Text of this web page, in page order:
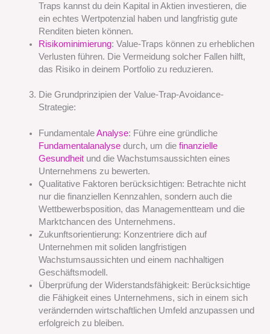
Traps kannst du dein Kapital in Aktien investieren, die
ein echtes Wertpotenzial haben und langfristig gute
Renditen bieten können.
Risikominimierung: Value-Traps können zu erheblichen
Verlusten führen. Die Vermeidung solcher Fallen hilft,
das Risiko in deinem Portfolio zu reduzieren.
Die Grundprinzipien der Value-Trap-Avoidance-
Strategie:
FundamentaleAnalyse: Führe eine gründliche
Fundamentalanalysedurch, um die finanzielle
Gesundheitund die Wachstumsaussichten eines
Unternehmens zu bewerten.
Qualitative Faktoren berücksichtigen: Betrachte nicht
nur die finanziellen Kennzahlen, sondern auch die
Wettbewerbsposition, das Managementteam und die
Marktchancen des Unternehmens.
Zukunftsorientierung: Konzentriere dich auf
Unternehmen mit soliden langfristigen
Wachstumsaussichten und einem nachhaltigen
Geschäftsmodell.
Überprüfung der Widerstandsfähigkeit: Berücksichtige
die Fähigkeit eines Unternehmens, sich in einem sich
verändernden wirtschaftlichen Umfeld anzupassen und
erfolgreich zu bleiben.